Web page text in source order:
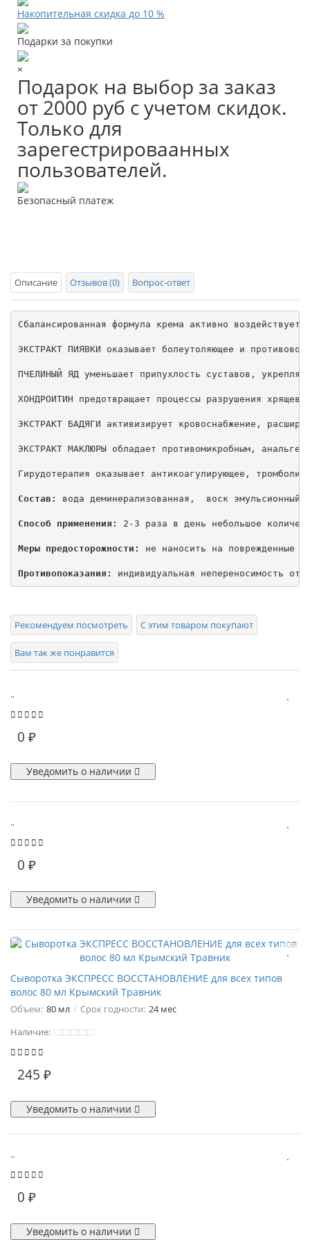
Накопительная скидка до 10 %
Подарки за покупки
×
Подарок на выбор за заказ
от 2000 руб с учетом скидок.
Только для
зарегестрироваанных
пользователей.
Безопасный платеж
Описание Отзывов (0) Вопрос-ответ
Сбалансированная формула крема активно
ЭКСТРАКТ ПИЯВКИ оказывает болеутоляющее и
ПЧЕЛИНЫЙ ЯД уменьшает припухлость суставов,
ХОНДРОИТИН предотвращает процессы разрушения
ЭКСТРАКТ БАДЯГИ активизирует кровоснабжение,
ЭКСТРАКТ МАКЛЮРЫ обладает противомикробным,
Гирудотерапия оказывает антикоагулирующее,
Состав: вода деминерализованная,  воск
Способ применения: 2-3 раза в день небольшое
Меры предосторожности: не наносить на поврежденные
Противопоказания: индивидуальная непереносимость
Рекомендуем посмотреть С этим товаром покупают
Вам так же понравится
..
0 ₽
Уведомить о наличии
..
0 ₽
Уведомить о наличии
Сыворотка ЭКСПРЕСС ВОССТАНОВЛЕНИЕ для всех типов
волос 80 мл Крымский Травник
Объем: 80 мл Срок годности: 24 мес
Наличие:
245 ₽
Уведомить о наличии
..
0 ₽
Уведомить о наличии